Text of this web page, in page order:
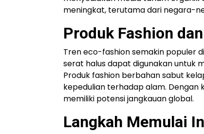
meningkat, terutama dari negara-
Produk Fashion
Tren eco-fashion semakin populer
serat halus dapat digunakan untuk
Produk fashion berbahan sabut
kepedulian terhadap alam. Dengan
memiliki potensi jangkauan global.
Langkah Memulai